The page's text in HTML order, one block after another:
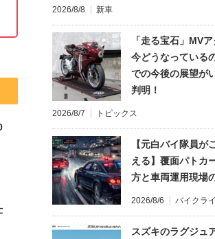
2026/8/8 新車
「走る宝石」MV
今どうなってい
での今後の展望が
判明！
2026/8/7 トピックス
【元白バイ隊員が
える】覆面パトカ
方と車両運用現場
2026/8/6 バイクラ
スズキのラグジュ